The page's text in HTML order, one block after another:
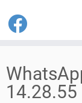
Inhalt
springen
14.28.55